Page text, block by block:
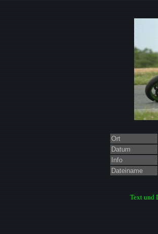
Ort
Datum
Info
Dateiname
Text und